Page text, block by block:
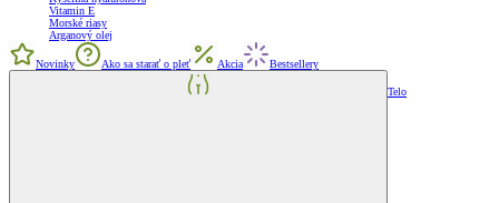
Vitamin E
Morské riasy
Arganový olej
Novinky Ako sa starať o pleť Akcia Bestsellery
Telo